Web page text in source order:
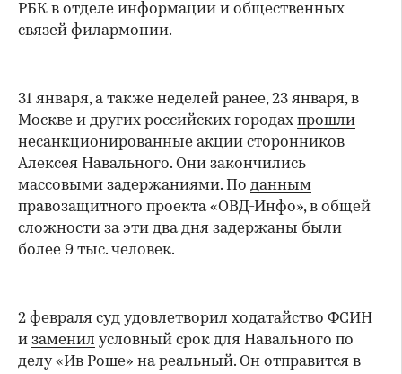
РБК в отделе информации и общественных
связей филармонии.
31 января, а также неделей ранее, 23 января, в
Москве и других российских городах прошли
несанкционированные акции сторонников
Алексея Навального. Они закончились
массовыми задержаниями. По данным
правозащитного проекта «ОВД-Инфо», в общей
сложности за эти два дня задержаны были
более 9 тыс. человек.
2 февраля суд удовлетворил ходатайство ФСИН
и заменил условный срок для Навального по
делу «Ив Роше» на реальный. Он отправится в